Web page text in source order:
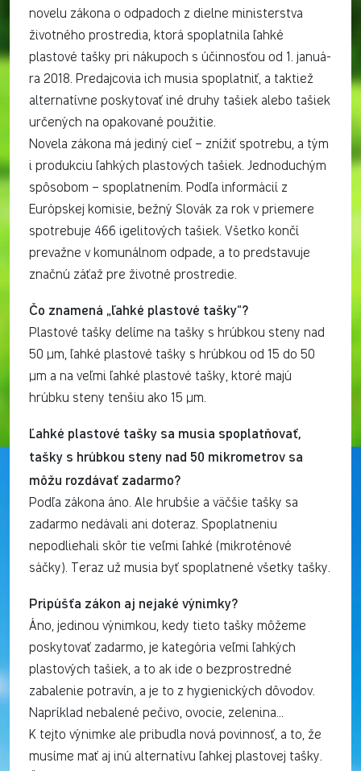
novelu zákona o odpadoch z dielne ministerstva
životného prostredia, ktorá spoplatnila ľahké
plastové tašky pri nákupoch s účinnosťou od 1. januá­
ra 2018. Predajcovia ich musia spoplatniť, a taktiež
alternatívne poskytovať iné druhy tašiek alebo tašiek
určených na opakované použitie.
Novela zákona má jediný cieľ – znížiť spotrebu, a tým
i produkciu ľahkých plastových tašiek. Jednoduchým
spôsobom – spoplatnením. Podľa informácií z
Európskej komisie, bežný Slovák za rok v priemere
spotrebuje 466 igelitových tašiek. Všetko končí
prevažne v komunálnom odpade, a to predstavuje
značnú záťaž pre životné prostredie.
Čo znamená „ľahké plastové tašky“?
Plastové tašky delíme na tašky s hrúbkou steny nad
50 μm, ľahké plastové tašky s hrúbkou od 15 do 50
μm a na veľmi ľahké plastové tašky, ktoré majú
hrúbku steny tenšiu ako 15 μm.
Ľahké plastové tašky sa musia spoplatňovať,
tašky s hrúbkou steny nad 50 mikrometrov sa
môžu rozdávať zadarmo?
Podľa zákona áno. Ale hrubšie a väčšie tašky sa
zadarmo nedávali ani doteraz. Spoplatneniu
nepodliehali skôr tie veľmi ľahké (mikroténové
sáčky). Teraz už musia byť spoplatnené všetky tašky.
Pripúšťa zákon aj nejaké výnimky?
Áno, jedinou výnimkou, kedy tieto tašky môžeme
poskytovať zadarmo, je kategória veľmi ľahkých
plastových tašiek, a to ak ide o bezprostredné
zabalenie potravín, a je to z hygienických dôvodov.
Napríklad nebalené pečivo, ovocie, zelenina…
K tejto výnimke ale pribudla nová povinnosť, a to, že
musíme mať aj inú alternatívu ľahkej plastovej tašky.